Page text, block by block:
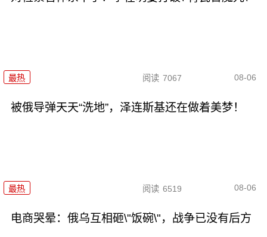
最热 阅读 7067 08-06
被俄导弹天天“洗地”，泽连斯基还在做着美梦！
最热 阅读 6519 08-06
电商哭晕：俄乌互相砸\"饭碗\"，战争已没有后方